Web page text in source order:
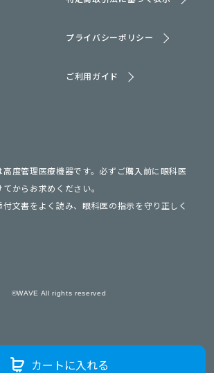
カートに入れる
プライバシーポリシー
ご利用ガイド
度管理医療機器です。必ずご購入前に眼科医
からお求めください。
文書をよく読み、眼科医の指示を守り正しく
©WAVE All rights reserved